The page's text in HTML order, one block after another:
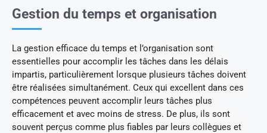
Gestion du temps et organisation
La gestion efficace du temps et l’organisation sont
essentielles pour accomplir les tâches dans les délais
impartis, particulièrement lorsque plusieurs tâches doivent
être réalisées simultanément. Ceux qui excellent dans ces
compétences peuvent accomplir leurs tâches plus
efficacement et avec moins de stress. De plus, ils sont
souvent perçus comme plus fiables par leurs collègues et